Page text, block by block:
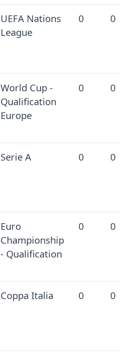
UEFA Nations
League
0 0
World Cup -
Qualification
Europe
0 0
Serie A 0 0
Euro
Championship
- Qualification
0 0
Coppa Italia 0 0